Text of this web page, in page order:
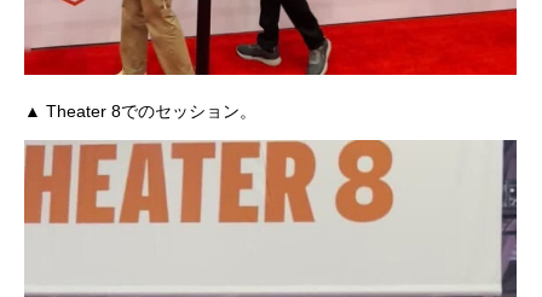
▲ Theater 8でのセッション。